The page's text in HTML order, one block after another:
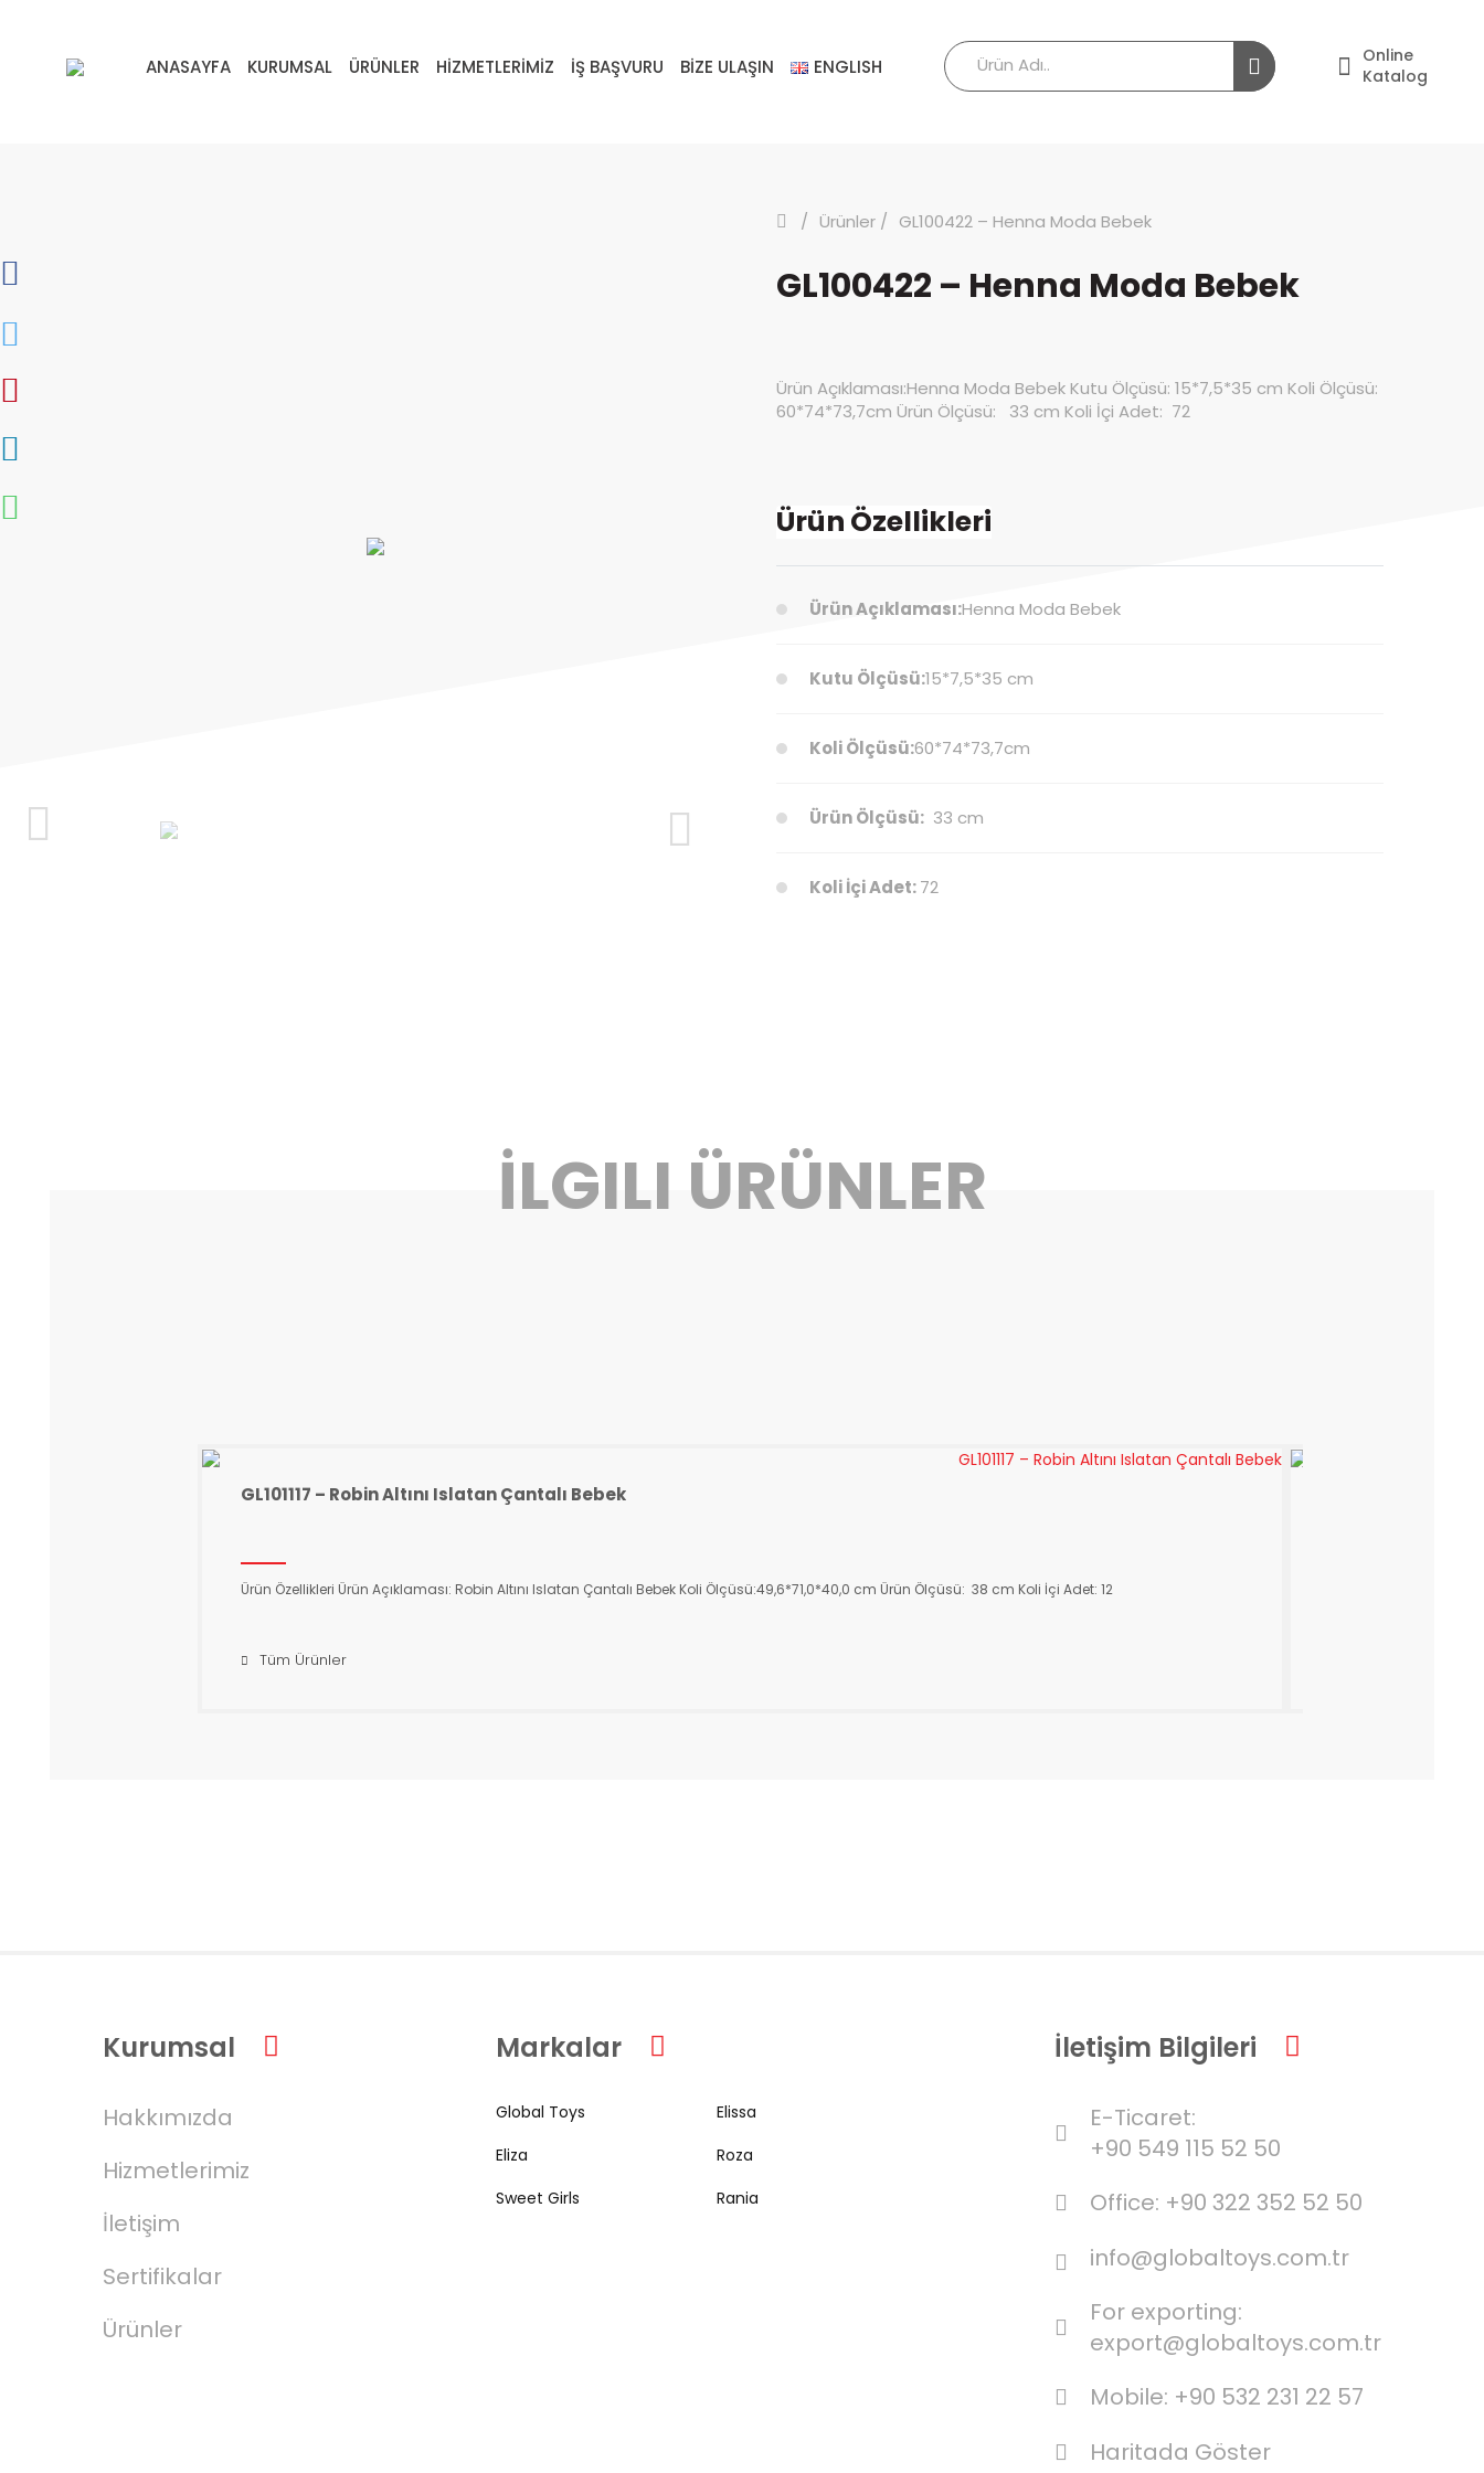
ANASAYFA KURUMSAL ÜRÜNLER HİZMETLERİMİZ İŞ BAŞVURU BİZE ULAŞIN ENGLISH
Online
Katalog
Ürünler GL100422 – Henna Moda Bebek
GL100422 – Henna Moda Bebek
Ürün Açıklaması:Henna Moda Bebek Kutu Ölçüsü: 15*7,5*35 cm Koli Ölçüsü:
60*74*73,7cm Ürün Ölçüsü: 33 cm Koli İçi Adet: 72
Ürün Özellikleri
Ürün Açıklaması:Henna Moda Bebek
Kutu Ölçüsü:15*7,5*35 cm
Koli Ölçüsü:60*74*73,7cm
Ürün Ölçüsü: 33 cm
Koli İçi Adet:72
İLGILI ÜRÜNLER
GL101117 – Robin Altını Islatan Çantalı Bebek
Ürün Özellikleri Ürün Açıklaması: Robin Altını Islatan Çantalı Bebek Koli Ölçüsü:49,6*71,0*40,0 cm Ürün Ölçüsü: 38 cm Koli İçi Adet: 12
Tüm Ürünler
Kurumsal
Hakkımızda
Hizmetlerimiz
İletişim
Sertifikalar
Ürünler
Markalar
Global Toys
Elissa
Eliza
Roza
Sweet Girls
Rania
İletişim Bilgileri
E-Ticaret:
+90 549 115 52 50
Office: +90 322 352 52 50
info@globaltoys.com.tr
For exporting:
export@globaltoys.com.tr
Mobile: +90 532 231 22 57
Haritada Göster